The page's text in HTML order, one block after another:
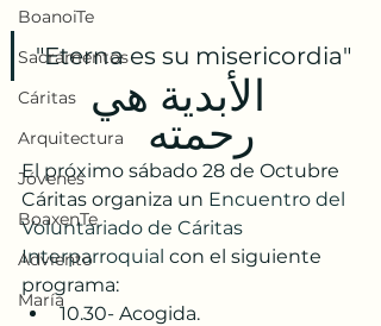
BoanoiTe
Sacramentos
Cáritas
Arquitectura
Jóvenes
BoaxenTe
Adviento
María
"Eterna es su misericordia"
  الأبدية هي
رحمته
El próximo sábado 28 de Octubre
Cáritas organiza un Encuentro del
Voluntariado de Cáritas
Interparroquial con el siguiente
programa:
10.30- Acogida.